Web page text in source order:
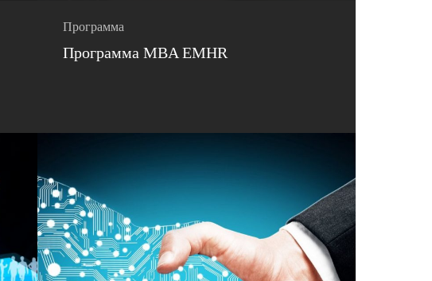
Программа
Программа MBA EMHR
×
выше.